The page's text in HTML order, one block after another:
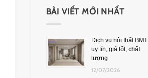
BÀI VIẾT MỚI NHẤT
Dịch vụ nội thất BMT
uy tín, giá tốt, chất
lượng
12/07/2026